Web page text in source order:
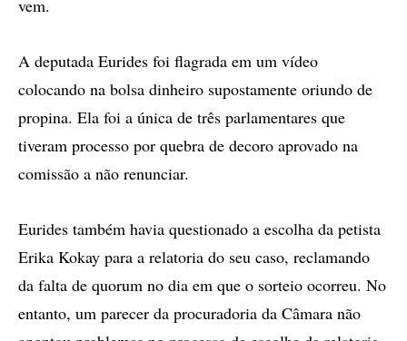
vem.
A deputada Eurides foi flagrada em um vídeo
colocando na bolsa dinheiro supostamente oriundo de
propina. Ela foi a única de três parlamentares que
tiveram processo por quebra de decoro aprovado na
comissão a não renunciar.
Eurides também havia questionado a escolha da petista
Erika Kokay para a relatoria do seu caso, reclamando
da falta de quorum no dia em que o sorteio ocorreu. No
entanto, um parecer da procuradoria da Câmara não